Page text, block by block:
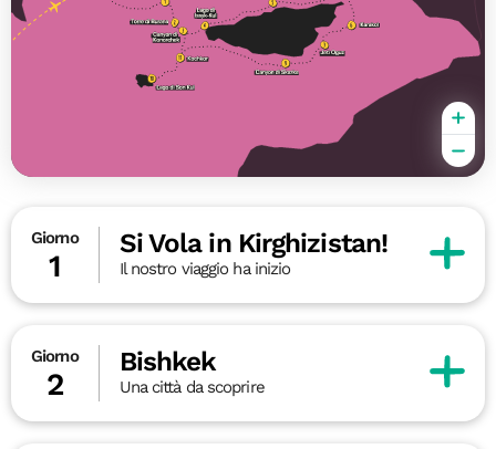
Giorno
1
Si Vola in Kirghizistan!
Il nostro viaggio ha inizio
Giorno
2
Bishkek
Una città da scoprire